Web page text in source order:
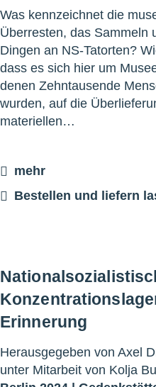
Was kennzeichnet die
Überresten, das Sammeln
Dingen an NS-Tatorten?
dass es sich hier um
denen Zehntausende
wurden, auf die
materiellen…
mehr
Bestellen und liefern
Erinnerung
Herausgegeben von Axel
unter Mitarbeit von Kolja